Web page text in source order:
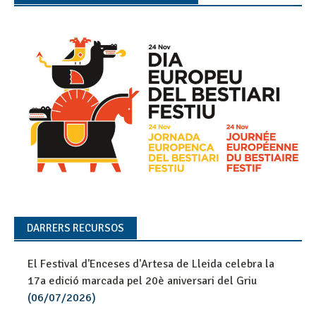
DARRERS RECURSOS
El Festival d'Enceses d'Artesa de Lleida celebra la
17a edició marcada pel 20è aniversari del Griu
(06/07/2026)